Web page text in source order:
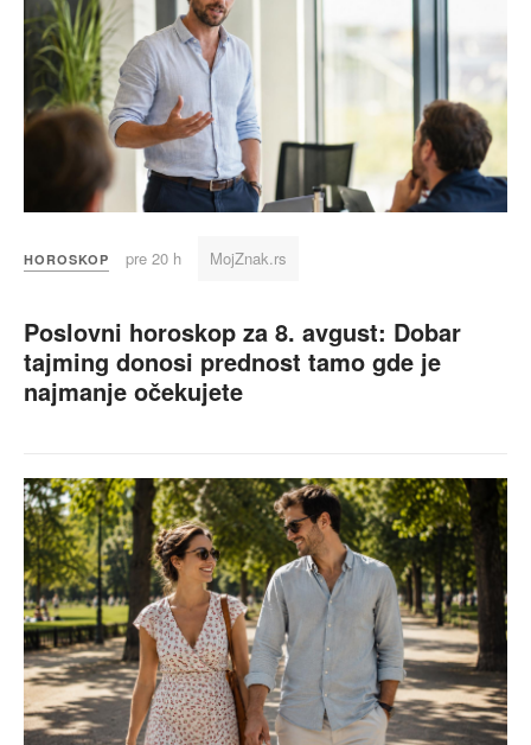
HOROSKOP pre 20 h MojZnak.rs
Poslovni horoskop za 8. avgust: Dobar
tajming donosi prednost tamo gde je
najmanje očekujete